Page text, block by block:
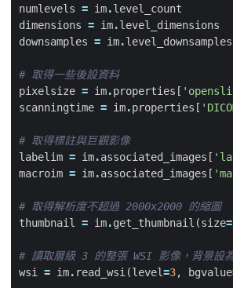
numlevels = im.level_count
dimensions = im.level_dimensions
downsamples = im.level_downsamples
# 取得一些後設資料
pixelsize = im.properties [
scanningtime = im.properties [
# 取得標註與巨觀影像
labelim = im.associated_images [
macroim = im.associated_images [
# 取得解析度不超過 2000x2000 的縮圖
thumbnail = im.get_thumbnail (size=
# 讀取層級 3 的整張 WSI 影像，背景設
wsi = im. read_wsi(level=3, bgvalue